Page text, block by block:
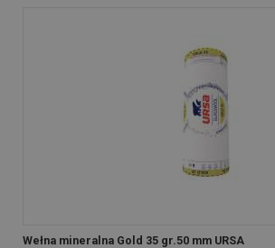
Wełna mineralna Gold 35 gr.50 mm URSA